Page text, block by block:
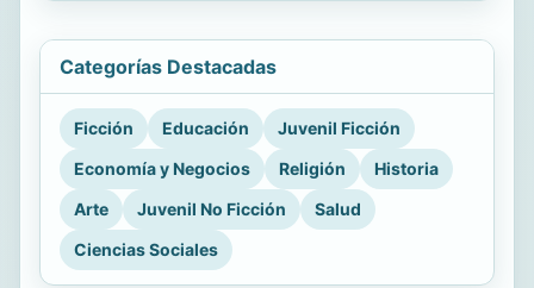
Categorías Destacadas
Ficción Educación
Juvenil Ficción
Economía y Negocios
Religión
Historia
Arte
Juvenil No Ficción
Salud
Ciencias Sociales